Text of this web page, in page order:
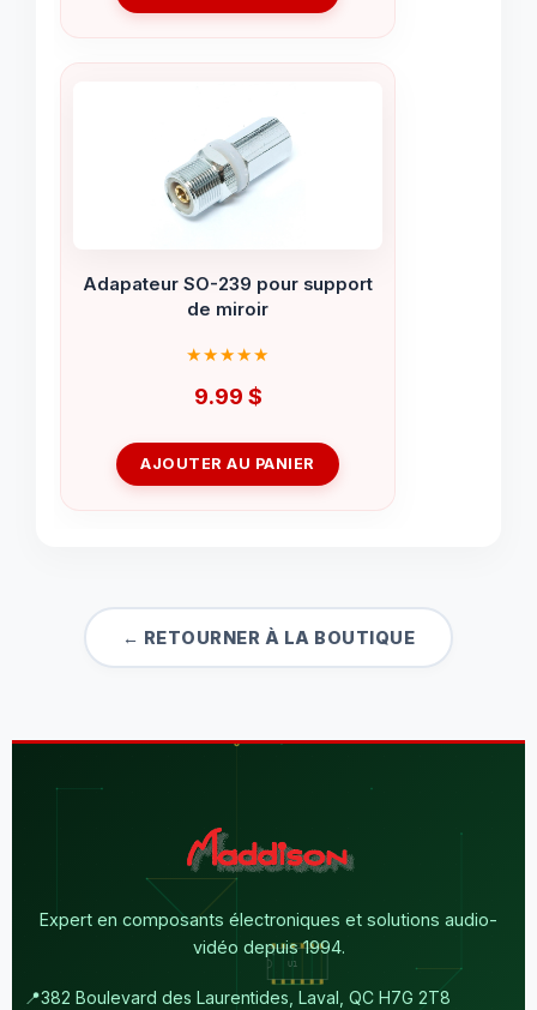
Adapateur SO-239 pour support
de miroir
9.99 $
AJOUTER AU PANIER
← RETOURNER À LA BOUTIQUE
Expert en composants électroniques et solutions audio-
vidéo depuis 1994.
📍382 Boulevard des Laurentides, Laval, QC H7G 2T8